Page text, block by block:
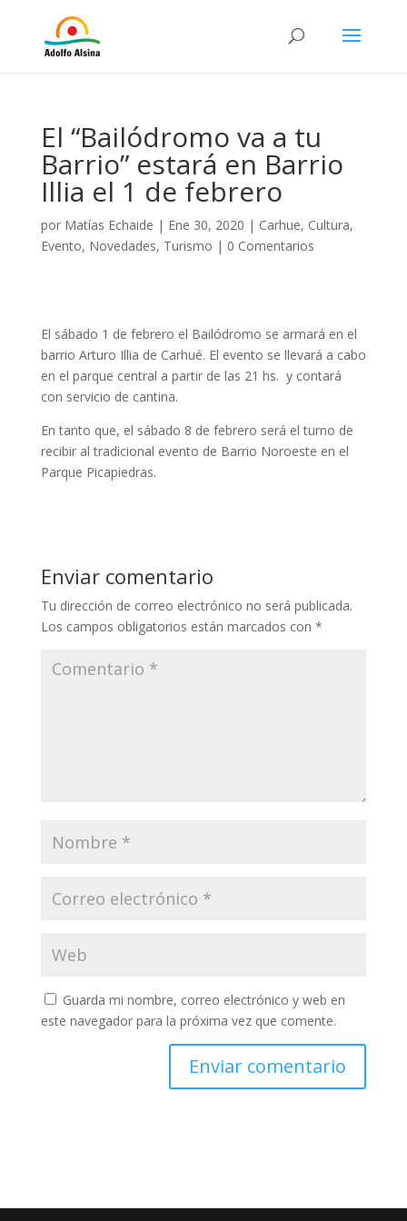
El “Bailódromo va a tu
Barrio” estará en Barrio
Illia el 1 de febrero
por Matías Echaide | Ene 30, 2020 | Carhue, Cultura,
Evento, Novedades, Turismo | 0 Comentarios
El sábado 1 de febrero el Bailódromo se armará en el
barrio Arturo Illia de Carhué. El evento se llevará a cabo
en el parque central a partir de las 21 hs. y contará
con servicio de cantina.
En tanto que, el sábado 8 de febrero será el turno de
recibir al tradicional evento de Barrio Noroeste en el
Parque Picapiedras.
Enviar comentario
Tu dirección de correo electrónico no será publicada.
Los campos obligatorios están marcados con *
Guarda mi nombre, correo electrónico y web en
este navegador para la próxima vez que comente.